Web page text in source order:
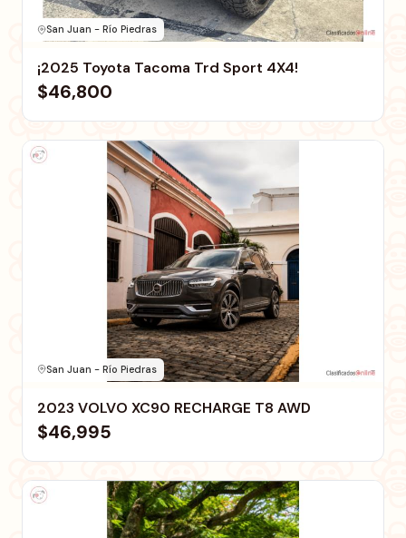
San Juan - Río Piedras
¡2025 Toyota Tacoma Trd Sport 4X4!
$46,800
San Juan - Río Piedras
2023 VOLVO XC90 RECHARGE T8 AWD
$46,995